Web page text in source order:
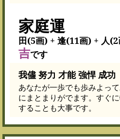
家庭運
田(5画) + 逢(11画) + 人
吉です
我儘 努力 才能 強悍 成功
あなたが一歩でも歩みよっ
にまとまりがでます。すぐ
することも大事です。